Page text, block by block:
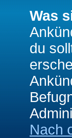
Was
du
Nach